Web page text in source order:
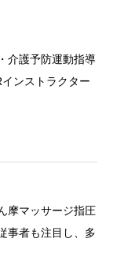
介護予防運動指導
ンストラクター
摩マッサージ指圧
事者も注目し、多